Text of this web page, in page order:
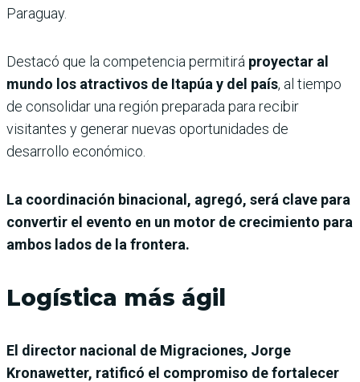
Paraguay.
Destacó que la competencia permitirá proyectar al
mundo los atractivos de Itapúa y del país, al tiempo
de consolidar una región preparada para recibir
visitantes y generar nuevas oportunidades de
desarrollo económico.
La coordinación binacional, agregó, será clave para
convertir el evento en un motor de crecimiento para
ambos lados de la frontera.
Logística más ágil
El director nacional de Migraciones, Jorge
Kronawetter, ratificó el compromiso de fortalecer